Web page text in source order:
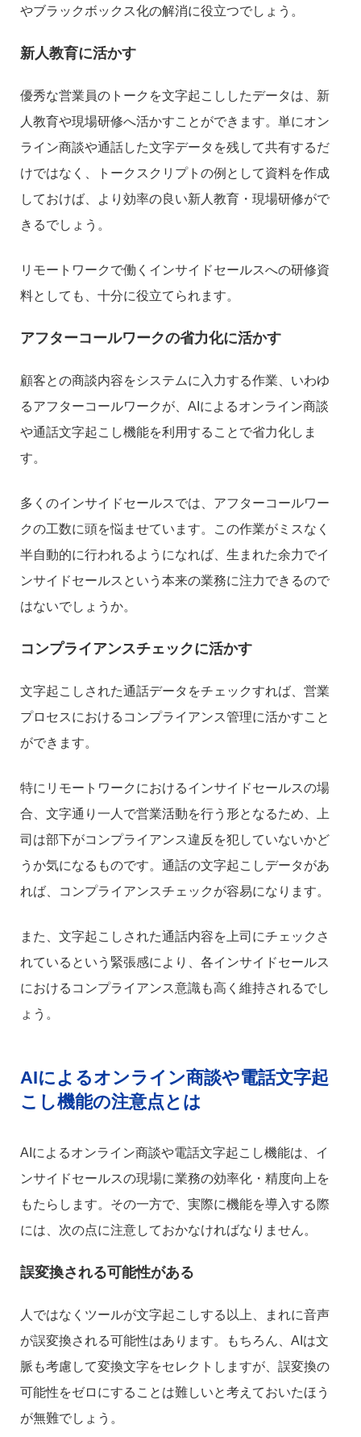
やブラックボックス化の解消に役立つでしょう。
新人教育に活かす
優秀な営業員のトークを文字起こししたデータは、新
人教育や現場研修へ活かすことができます。単にオン
ライン商談や通話した文字データを残して共有するだ
けではなく、トークスクリプトの例として資料を作成
しておけば、より効率の良い新人教育・現場研修がで
きるでしょう。
リモートワークで働くインサイドセールスへの研修資
料としても、十分に役立てられます。
アフターコールワークの省力化に活かす
顧客との商談内容をシステムに入力する作業、いわゆ
るアフターコールワークが、AIによるオンライン商談
や通話文字起こし機能を利用することで省力化しま
す。
多くのインサイドセールスでは、アフターコールワー
クの工数に頭を悩ませています。この作業がミスなく
半自動的に行われるようになれば、生まれた余力でイ
ンサイドセールスという本来の業務に注力できるので
はないでしょうか。
コンプライアンスチェックに活かす
文字起こしされた通話データをチェックすれば、営業
プロセスにおけるコンプライアンス管理に活かすこと
ができます。
特にリモートワークにおけるインサイドセールスの場
合、文字通り一人で営業活動を行う形となるため、上
司は部下がコンプライアンス違反を犯していないかど
うか気になるものです。通話の文字起こしデータがあ
れば、コンプライアンスチェックが容易になります。
また、文字起こしされた通話内容を上司にチェックさ
れているという緊張感により、各インサイドセールス
におけるコンプライアンス意識も高く維持されるでし
ょう。
AIによるオンライン商談や電話文字起
こし機能の注意点とは
AIによるオンライン商談や電話文字起こし機能は、イ
ンサイドセールスの現場に業務の効率化・精度向上を
もたらします。その一方で、実際に機能を導入する際
には、次の点に注意しておかなければなりません。
誤変換される可能性がある
人ではなくツールが文字起こしする以上、まれに音声
が誤変換される可能性はあります。もちろん、AIは文
脈も考慮して変換文字をセレクトしますが、誤変換の
可能性をゼロにすることは難しいと考えておいたほう
が無難でしょう。